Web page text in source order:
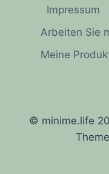
Impressum
Arbeiten Sie
Meine
© minime.life